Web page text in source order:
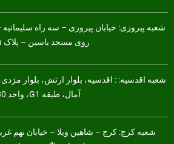
شعبه پیروزی: خیابان پیروزی – سه راه سلیمانیه
روی مسجد یاسین – پلاک ۳۵۵
شعبه اقدسیه: : اقدسیه، بلوار ارتش، بلوار
آمال، طبقه G1، واحد 30
شعبه کرج:کرج – شاهین ویلا – خیابان نهم